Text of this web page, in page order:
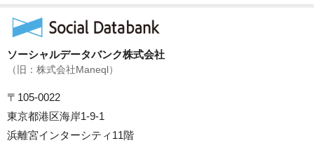
ソーシャルデータバンク株式会社
（旧：株式会社Maneql）
〒105-0022
東京都港区海岸1-9-1
浜離宮インターシティ11階